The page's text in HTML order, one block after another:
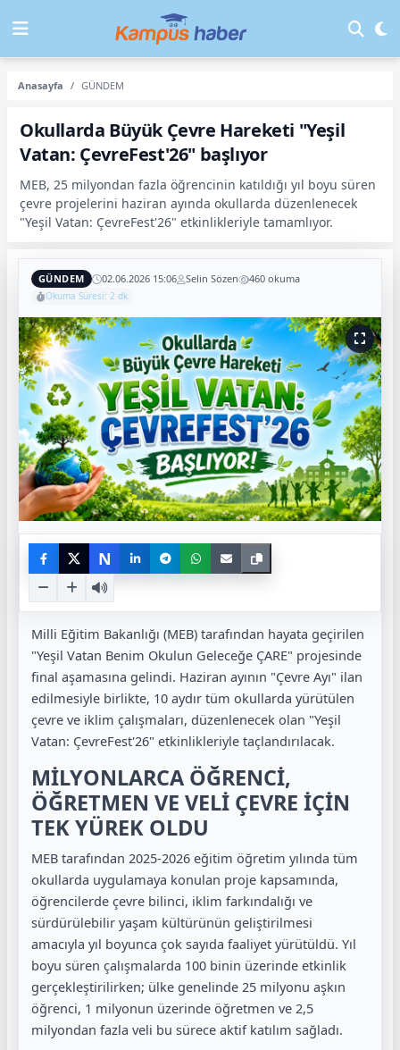
Anasayfa GÜNDEM
Okullarda Büyük Çevre Hareketi "Yeşil
Vatan: ÇevreFest'26" başlıyor
MEB, 25 milyondan fazla öğrencinin katıldığı yıl boyu süren
çevre projelerini haziran ayında okullarda düzenlenecek
"Yeşil Vatan: ÇevreFest'26" etkinlikleriyle tamamlıyor.
GÜNDEM 02.06.2026 15:06 Selin Sözen 460 okuma
Okuma Süresi: 2 dk
N
Milli Eğitim Bakanlığı (MEB) tarafından hayata geçirilen
"Yeşil Vatan Benim Okulun Geleceğe ÇARE" projesinde
final aşamasına gelindi. Haziran ayının "Çevre Ayı" ilan
edilmesiyle birlikte, 10 aydır tüm okullarda yürütülen
çevre ve iklim çalışmaları, düzenlenecek olan "Yeşil
Vatan: ÇevreFest'26" etkinlikleriyle taçlandırılacak.
MİLYONLARCA ÖĞRENCİ,
ÖĞRETMEN VE VELİ ÇEVRE İÇİN
TEK YÜREK OLDU
MEB tarafından 2025-2026 eğitim öğretim yılında tüm
okullarda uygulamaya konulan proje kapsamında,
öğrencilerde çevre bilinci, iklim farkındalığı ve
sürdürülebilir yaşam kültürünün geliştirilmesi
amacıyla yıl boyunca çok sayıda faaliyet yürütüldü. Yıl
boyu süren çalışmalarda 100 binin üzerinde etkinlik
gerçekleştirilirken; ülke genelinde 25 milyonu aşkın
öğrenci, 1 milyonun üzerinde öğretmen ve 2,5
milyondan fazla veli bu sürece aktif katılım sağladı.